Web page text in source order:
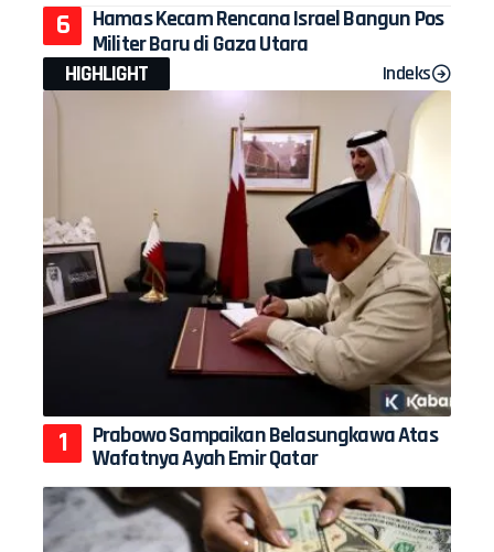
Hamas Kecam Rencana Israel Bangun Pos
Militer Baru di Gaza Utara
HIGHLIGHT
Indeks
Prabowo Sampaikan Belasungkawa Atas
Wafatnya Ayah Emir Qatar